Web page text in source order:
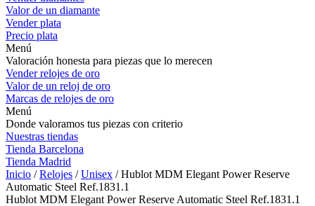
Valor de un diamante
Vender plata
Precio plata
Menú
Valoración honesta para piezas que lo merecen
Vender relojes de oro
Valor de un reloj de oro
Marcas de relojes de oro
Menú
Donde valoramos tus piezas con criterio
Nuestras tiendas
Tienda Barcelona
Tienda Madrid
Inicio /Relojes /Unisex / Hublot MDM Elegant Power Reserve
Automatic Steel Ref.1831.1
Hublot MDM Elegant Power Reserve Automatic Steel Ref.1831.1